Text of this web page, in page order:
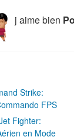
j aime bien
Strike:
FPS
Fighter:
en Mode